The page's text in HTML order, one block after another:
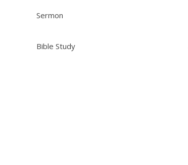
Sermon
Bible Study